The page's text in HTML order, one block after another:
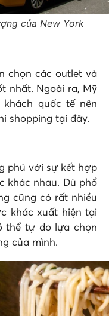
của New York
chọn các outlet và
nhất. Ngoài ra, Mỹ
quốc tế nên
shopping tại đây.
phú với sự kết hợp
khác nhau. Dù phổ
cũng có rất nhiều
khác xuất hiện tại
thể tự do lựa chọn
của mình.